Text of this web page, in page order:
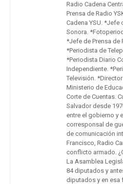
Radio Cadena
Prensa de Radio
Cadena YSU. *Jefe
Sonora.
*Jefe de Prensa de
*Periodista de
*Periodista Diario
Independiente.
Televisión.
Ministerio de
Corte de Cuentas.
Salvador desde
entre el gobierno y
corresponsal de
de comunicación
Francisco, Radio
conflicto armado.
La Asamblea
84 diputados y
diputados y en esa